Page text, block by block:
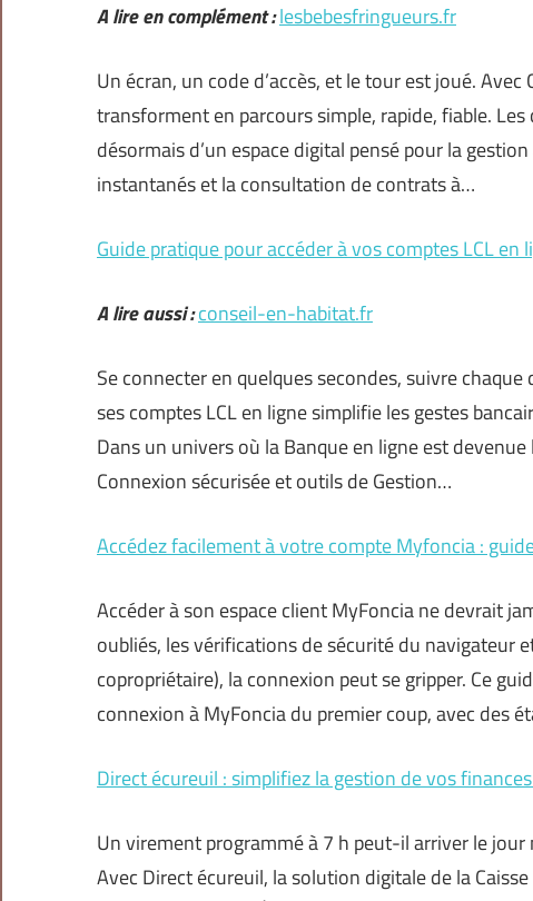
A lire en complément :lesbebesfringueurs.fr
Un écran, un code d’accès, et le tour est joué.
transforment en parcours simple, rapide, fiable.
désormais d’un espace digital pensé pour la
instantanés et la consultation de contrats à…
Guide pratique pour accéder à vos comptes LCL en
A lire aussi :conseil-en-habitat.fr
Se connecter en quelques secondes, suivre
ses comptes LCL en ligne simplifie les gestes
Dans un univers où la Banque en ligne est
Connexion sécurisée et outils de Gestion…
Accédez facilement à votre compte Myfoncia :
Accéder à son espace client MyFoncia ne devrait
oubliés, les vérifications de sécurité du navigateur
copropriétaire), la connexion peut se gripper. Ce
connexion à MyFoncia du premier coup, avec des
Direct écureuil : simplifiez la gestion de vos
Un virement programmé à 7 h peut-il arriver le
Avec Direct écureuil, la solution digitale de la